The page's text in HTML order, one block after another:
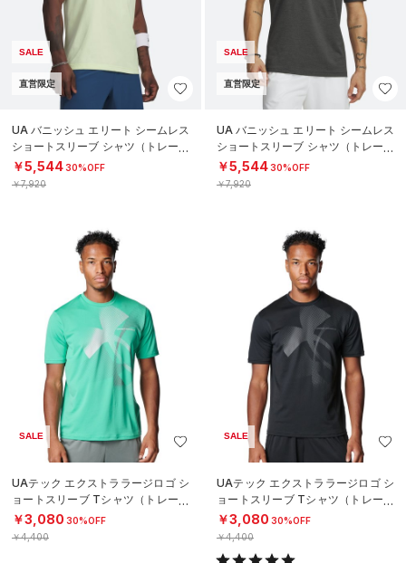
SALE
直営限定
UA バニッシュ エリート シームレス
ショートスリーブ シャツ（トレーニ
ング/MEN）
￥5,54430%OFF
￥7,920
SALE
直営限定
UA バニッシュ エリート シームレス
ショートスリーブ シャツ（トレーニ
ング/MEN）
￥5,54430%OFF
￥7,920
SALE
UAテック エクストララージロゴ シ
ョートスリーブ Tシャツ（トレーニ
ング/MEN）
￥3,080 30%OFF
￥4,400
SALE
UAテック エクストララージロゴ シ
ョートスリーブ Tシャツ（トレーニ
ング/MEN）
￥3,080 30%OFF
￥4,400